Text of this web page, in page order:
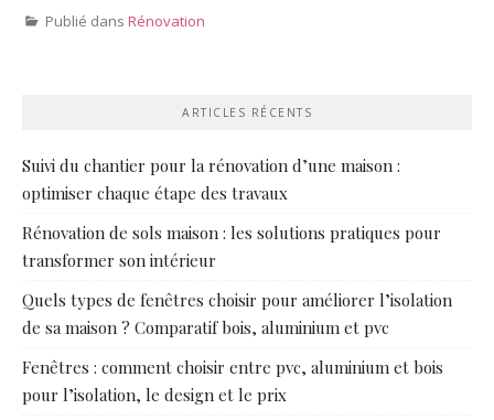
Publié dans Rénovation
ARTICLES RÉCENTS
Suivi du chantier pour la rénovation d’une maison :
optimiser chaque étape des travaux
Rénovation de sols maison : les solutions pratiques pour
transformer son intérieur
Quels types de fenêtres choisir pour améliorer l’isolation
de sa maison ? Comparatif bois, aluminium et pvc
Fenêtres : comment choisir entre pvc, aluminium et bois
pour l’isolation, le design et le prix